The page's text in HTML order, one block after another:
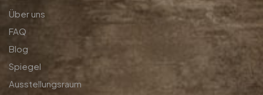
Über uns
FAQ
Blog
Spiegel
Ausstellungsraum